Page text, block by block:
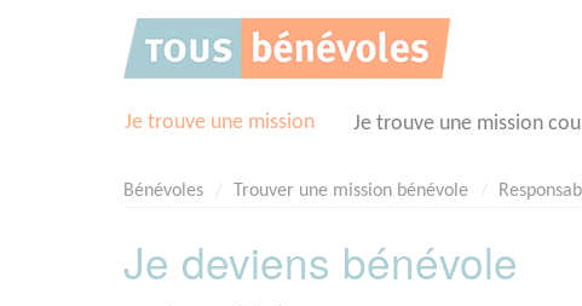
Je trouve une mission Je trouve une mission
Bénévoles Trouver une mission bénévole
Je deviens bénévole